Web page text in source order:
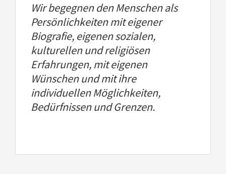
Wir begegnen den Menschen als
Persönlichkeiten mit eigener
Biografie, eigenen sozialen,
kulturellen und religiösen
Erfahrungen, mit eigenen
Wünschen und mit ihre
individuellen Möglichkeiten,
Bedürfnissen und Grenzen.